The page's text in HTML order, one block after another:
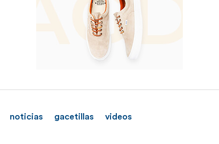
noticias gacetillas videos